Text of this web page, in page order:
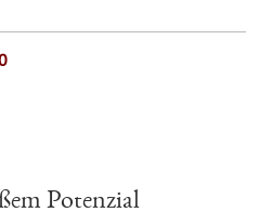
Potenzial